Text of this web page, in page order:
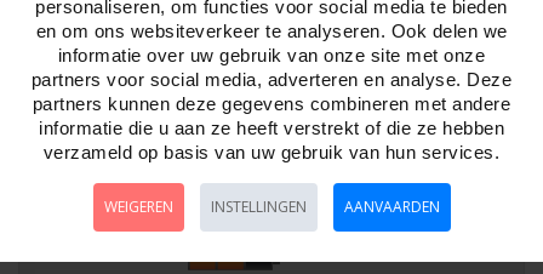
Puz.Aliens Welcome! 1000 3hk.Heye
Artikelnr:803083
Puzzel Aliens Welcome! 1000 stukjes driehoekige doos.Tekenaar;
Korky Paul. Serie; Cartoon.Puzzelmaat..
personaliseren, om functies voor social media te bieden
en om ons websiteverkeer te analyseren. Ook delen we
informatie over uw gebruik van onze site met onze
partners voor social media, adverteren en analyse. Deze
partners kunnen deze gegevens combineren met andere
informatie die u aan ze heeft verstrekt of die ze hebben
verzameld op basis van uw gebruik van hun services.
WEIGEREN INSTELLINGEN AANVAARDEN